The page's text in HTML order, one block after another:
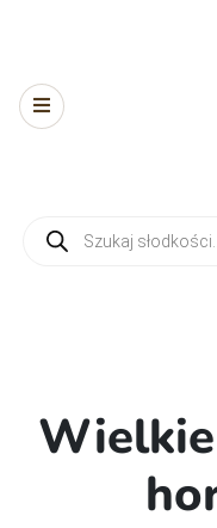
Wielkie